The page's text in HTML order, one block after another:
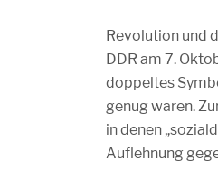
Revolution und
DDR am 7.
doppeltes
genug waren.
in denen
Auflehnung